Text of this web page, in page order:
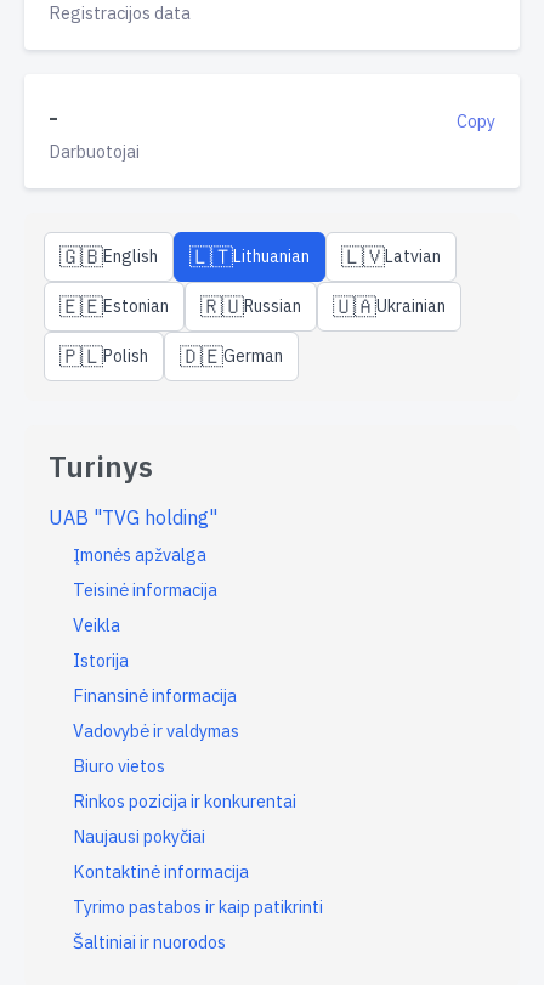
Registracijos data
Copy
-
Darbuotojai
🇬🇧English 🇱🇹Lithuanian 🇱🇻Latvian
🇪🇪Estonian 🇷🇺Russian 🇺🇦Ukrainian
🇵🇱Polish 🇩🇪German
Turinys
UAB "TVG holding"
Įmonės apžvalga
Teisinė informacija
Veikla
Istorija
Finansinė informacija
Vadovybė ir valdymas
Biuro vietos
Rinkos pozicija ir konkurentai
Naujausi pokyčiai
Kontaktinė informacija
Tyrimo pastabos ir kaip patikrinti
Šaltiniai ir nuorodos